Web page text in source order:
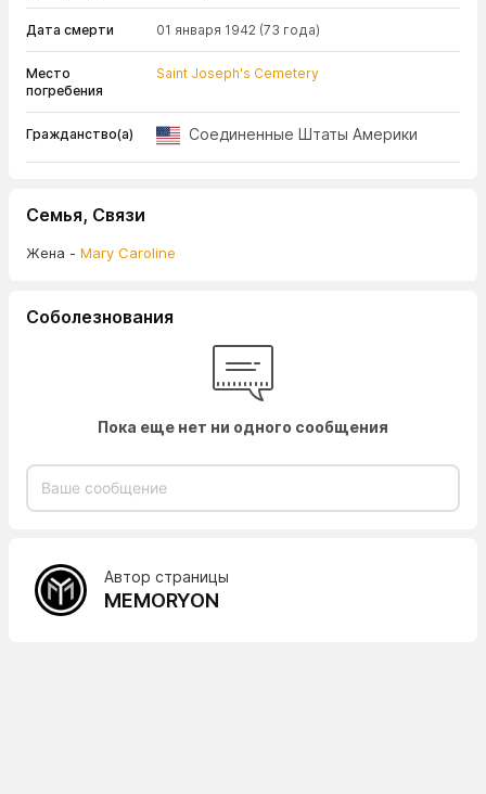
Дата смерти 01 января 1942 (73 года)
Место
погребения
Saint Joseph's Cemetery
Гражданство(а) Соединенные Штаты Америки
Семья, Связи
Жена - Mary Caroline
Соболезнования
Пока еще нет ни одного сообщения
Автор страницы
MEMORYON